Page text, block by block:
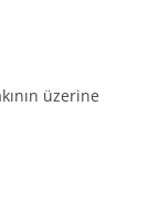
üzerine